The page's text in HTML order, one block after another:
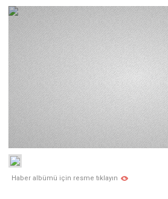
Haber albümü için resme tıklayın